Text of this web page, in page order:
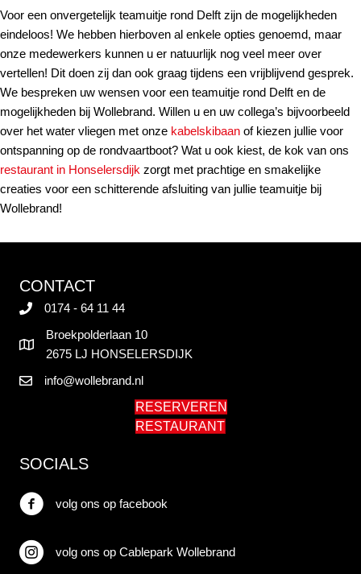
Voor een onvergetelijk teamuitje rond Delft zijn de mogelijkheden
eindeloos! We hebben hierboven al enkele opties genoemd, maar
onze medewerkers kunnen u er natuurlijk nog veel meer over
vertellen! Dit doen zij dan ook graag tijdens een vrijblijvend gesprek.
We bespreken uw wensen voor een teamuitje rond Delft en de
mogelijkheden bij Wollebrand. Willen u en uw collega’s bijvoorbeeld
over het water vliegen met onze kabelskibaan of kiezen jullie voor
ontspanning op de rondvaartboot? Wat u ook kiest, de kok van ons
restaurant in Honselersdijk zorgt met prachtige en smakelijke
creaties voor een schitterende afsluiting van jullie teamuitje bij
Wollebrand!
CONTACT
0174 - 64 11 44
Broekpolderlaan 10
2675 LJ HONSELERSDIJK
info@wollebrand.nl
RESERVEREN
RESTAURANT
SOCIALS
volg ons op facebook
volg ons op facebook
volg ons op instagram
volg ons op Cablepark Wollebrand